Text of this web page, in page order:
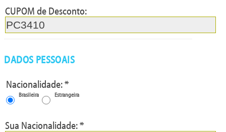
CUPOM de Desconto:
DADOS PESSOAIS
Nacionalidade: *
Brasileira Estrangeira
Sua Nacionalidade: *